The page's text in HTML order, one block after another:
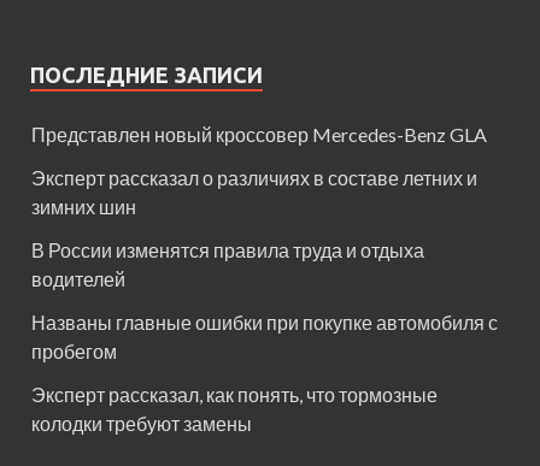
ПОСЛЕДНИЕ ЗАПИСИ
Представлен новый кроссовер Mercedes-Benz GLA
Эксперт рассказал о различиях в составе летних и
зимних шин
В России изменятся правила труда и отдыха
водителей
Названы главные ошибки при покупке автомобиля с
пробегом
Эксперт рассказал, как понять, что тормозные
колодки требуют замены